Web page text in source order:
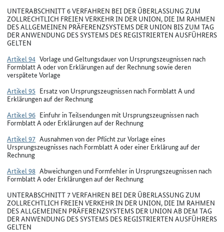
UNTERABSCHNITT 6 VERFAHREN BEI DER ÜBERLASSUNG ZUM
ZOLLRECHTLICH FREIEN VERKEHR IN DER UNION, DIE IM RAHMEN
DES ALLGEMEINEN PRÄFERENZSYSTEMS DER UNION BIS ZUM TAG
DER ANWENDUNG DES SYSTEMS DES REGISTRIERTEN AUSFÜHRERS
GELTEN
Artikel 94 Vorlage und Geltungsdauer von Ursprungszeugnissen nach
Formblatt A oder von Erklärungen auf der Rechnung sowie deren
verspätete Vorlage
Artikel 95 Ersatz von Ursprungszeugnissen nach Formblatt A und
Erklärungen auf der Rechnung
Artikel 96 Einfuhr in Teilsendungen mit Ursprungszeugnissen nach
Formblatt A oder Erklärungen auf der Rechnung
Artikel 97 Ausnahmen von der Pflicht zur Vorlage eines
Ursprungszeugnisses nach Formblatt A oder einer Erklärung auf der
Rechnung
Artikel 98 Abweichungen und Formfehler in Ursprungszeugnissen nach
Formblatt A oder Erklärungen auf der Rechnung
UNTERABSCHNITT 7 VERFAHREN BEI DER ÜBERLASSUNG ZUM
ZOLLRECHTLICH FREIEN VERKEHR IN DER UNION, DIE IM RAHMEN
DES ALLGEMEINEN PRÄFERENZSYSTEMS DER UNION AB DEM TAG
DER ANWENDUNG DES SYSTEMS DES REGISTRIERTEN AUSFÜHRERS
GELTEN